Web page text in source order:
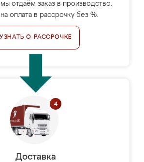
отдаём заказ в производство.
оплата в рассрочку без %.
УЗНАТЬ О РАССРОЧКЕ
Доставка